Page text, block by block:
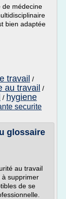
de médecine
bien adaptée
travail /
au travail /
/ hygiene
securite
glossaire
au travail
à supprimer
de se